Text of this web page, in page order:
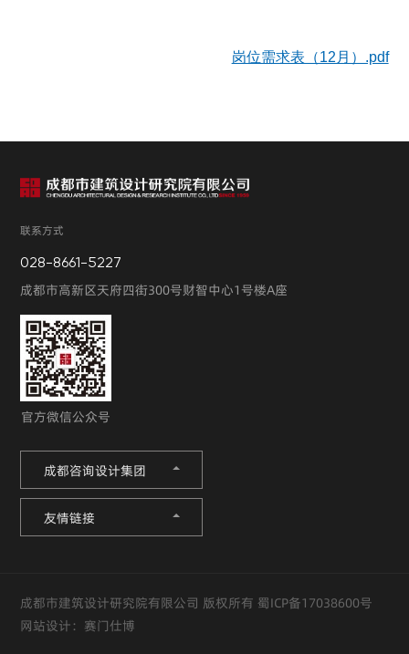
岗位需求表（12月）.pdf
联系方式
028-8661-5227
成都市高新区天府四街300号财智中心1号楼A座
官方微信公众号
成都咨询设计集团
友情链接
成都市建筑设计研究院有限公司 版权所有蜀ICP备17038600号
网站设计： 赛门仕博